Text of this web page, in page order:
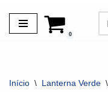
0
Início \ Lanterna Verde \